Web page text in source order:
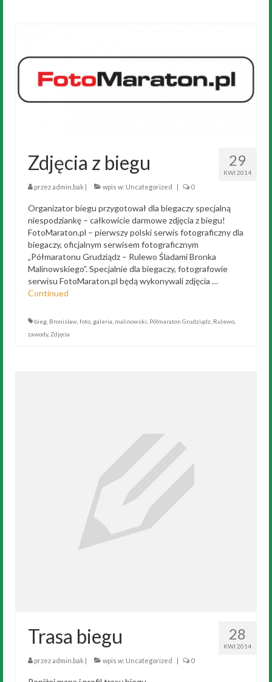
29
KWI 2014
Zdjęcia z biegu
przez admin.bak | wpis w: Uncategorized | 0
Organizator biegu przygotował dla biegaczy specjalną
niespodziankę – całkowicie darmowe zdjęcia z biegu!
FotoMaraton.pl – pierwszy polski serwis fotograficzny dla
biegaczy, oficjalnym serwisem fotograficznym
„Półmaratonu Grudziądz – Rulewo Śladami Bronka
Malinowskiego”. Specjalnie dla biegaczy, fotografowie
serwisu FotoMaraton.pl będą wykonywali zdjęcia …
Continued
bieg Bronislaw foto galeria malinowski Półmaraton Grudziądz Rulewo
zawody, Zdjęcia
28
KWI 2014
Trasa biegu
przez admin.bak | wpis w: Uncategorized | 0